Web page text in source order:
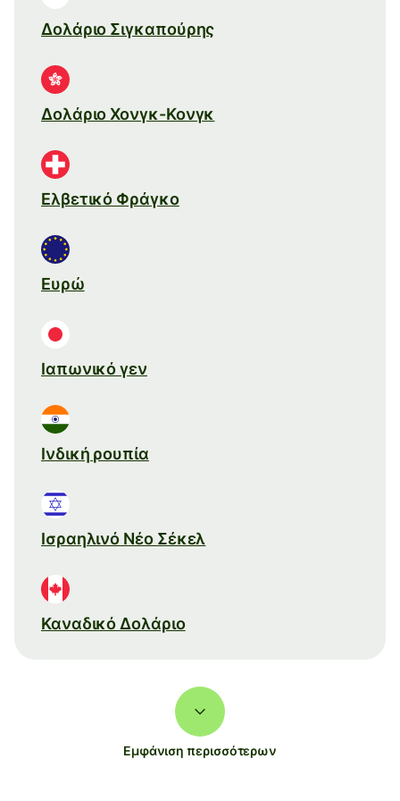
Δολάριο Σιγκαπούρης
Δολάριο Χονγκ-Κονγκ
Ελβετικό Φράγκο
Ευρώ
Ιαπωνικό γεν
Ινδική ρουπία
Ισραηλινό Νέο Σέκελ
Καναδικό Δολάριο
Εμφάνιση περισσότερων